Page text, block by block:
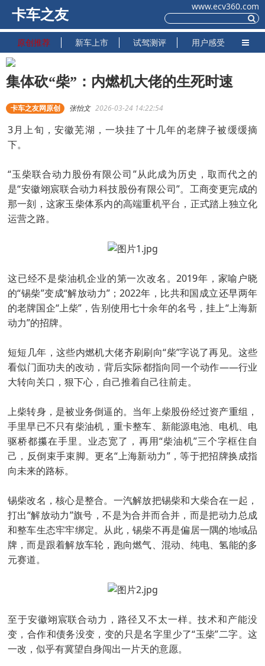
卡车之友
www.ecv360.com
原创推荐 新车上市 试驾测评 用户感受
集体砍“柴”：内燃机大佬的生死时速
卡车之友网原创 张怡文 2026-03-24 14:22:54
3月上旬，安徽芜湖，一块挂了十几年的老牌子被缓缓摘
下。
“玉柴联合动力股份有限公司”从此成为历史，取而代之的
是“安徽翊宸联合动力科技股份有限公司”。工商变更完成的
那一刻，这家玉柴体系内的高端重机平台，正式踏上独立化
运营之路。
这已经不是柴油机企业的第一次改名。2019年，家喻户晓
的“锡柴”变成“解放动力”；2022年，比共和国成立还早两年
的老牌国企“上柴”，告别使用七十余年的名号，挂上“上海新
动力”的招牌。
短短几年，这些内燃机大佬齐刷刷向“柴”字说了再见。这些
看似门面功夫的改动，背后实际都指向同一个动作——行业
大转向关口，狠下心，自己推着自己往前走。
上柴转身，是被业务倒逼的。当年上柴股份经过资产重组，
手里早已不只有柴油机，重卡整车、新能源电池、电机、电
驱桥都攥在手里。业态宽了，再用“柴油机”三个字框住自
己，反倒束手束脚。更名“上海新动力”，等于把招牌换成指
向未来的路标。
锡柴改名，核心是整合。一汽解放把锡柴和大柴合在一起，
打出“解放动力”旗号，不是为合并而合并，而是把动力总成
和整车生态牢牢绑定。从此，锡柴不再是偏居一隅的地域品
牌，而是跟着解放车轮，跑向燃气、混动、纯电、氢能的多
元赛道。
至于安徽翊宸联合动力，路径又不太一样。技术和产能没
变，合作和债务没变，变的只是名字里少了“玉柴”二字。这
一改，似乎有冀望自身闯出一片天的意愿。